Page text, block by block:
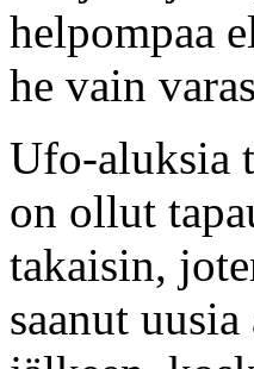
helpompaa
he vain
Ufo-aluksia
on ollut
takaisin,
saanut